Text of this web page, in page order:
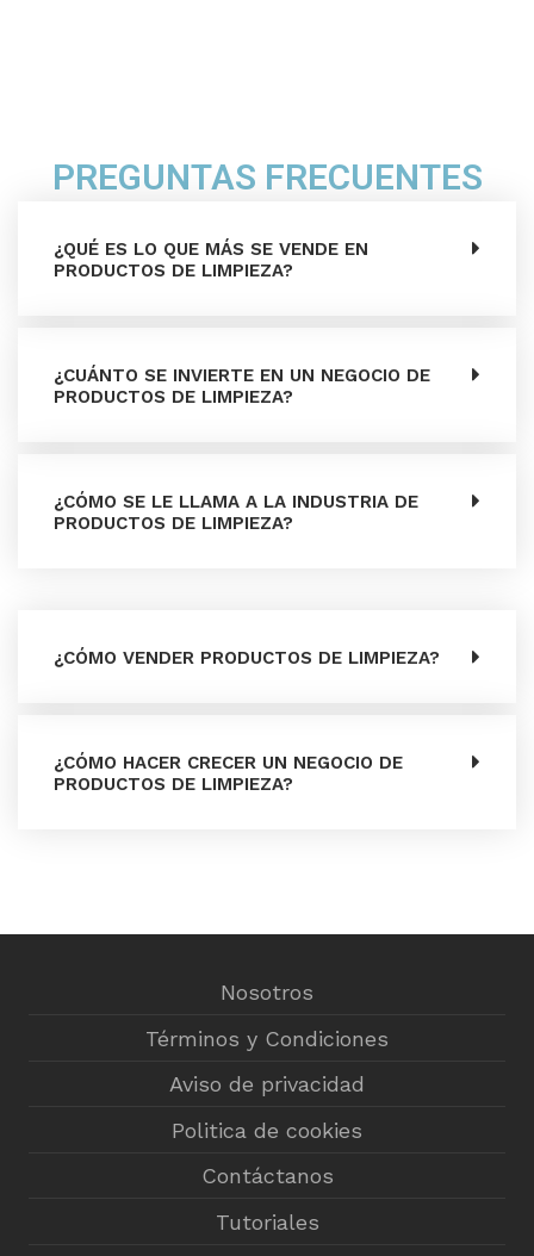
PREGUNTAS FRECUENTES
¿QUÉ ES LO QUE MÁS SE VENDE EN
PRODUCTOS DE LIMPIEZA?
¿CUÁNTO SE INVIERTE EN UN NEGOCIO DE
PRODUCTOS DE LIMPIEZA?
¿CÓMO SE LE LLAMA A LA INDUSTRIA DE
PRODUCTOS DE LIMPIEZA?
¿CÓMO VENDER PRODUCTOS DE LIMPIEZA?
¿CÓMO HACER CRECER UN NEGOCIO DE
PRODUCTOS DE LIMPIEZA?
Nosotros
Términos y Condiciones
Aviso de privacidad
Politica de cookies
Contáctanos
Tutoriales